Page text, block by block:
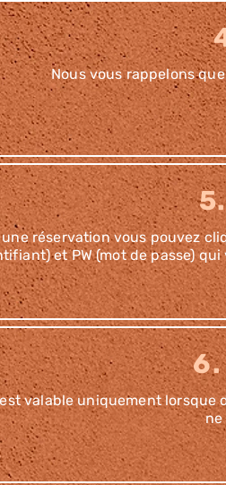
Nous vous rappelons
réservation vous pouvez
et PW (mot de passe)
6.
valable uniquement
ne